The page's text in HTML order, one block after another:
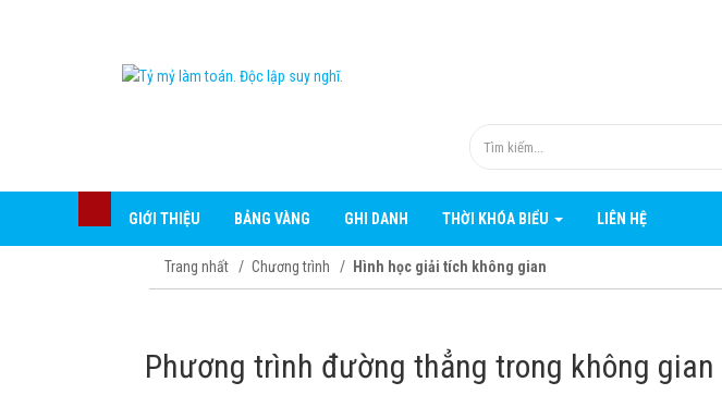
GIỚI THIỆU BẢNG VÀNG GHI DANH THỜI KHÓA BIỂU LIÊN HỆ
Trang nhất Chương trình Hình học giải tích không gian
Phương trình đường thẳng trong không gian